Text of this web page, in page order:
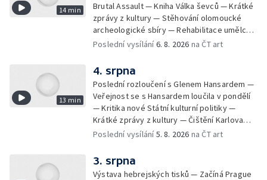
14 min
Brutal Assault — Kniha Válka ševců — Krátké
zprávy z kultury — Stěhování olomoucké
archeologické sbíry — Rehabilitace umělce
Milana Knížáka — Trailer na film Osamělý vlk
Poslední vysílání6. 8. 2026 na ČT art
13 min
4. srpna
Poslední rozloučení s Glenem Hansardem —
Veřejnost se s Hansardem loučila v pondělí
— Kritika nové Státní kulturní politiky —
Krátké zprávy z kultury — Čištění Karlova
mostu — Archeologický výzkum na
neslyšící
Poslední vysílání5. 8. 2026 na ČT art
3. srpna
Výstava hebrejských tisků — Začíná Prague